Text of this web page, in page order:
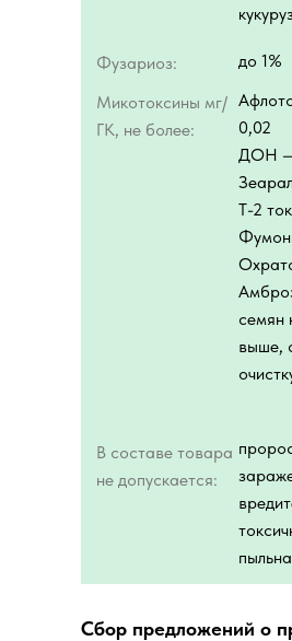
Фузариоз:
до 1%
Микотоксины мг/
ГК, не более:
0,02
ДОН
Т-2
семян
выше,
В составе товара
не допускается:
Сбор предложений о